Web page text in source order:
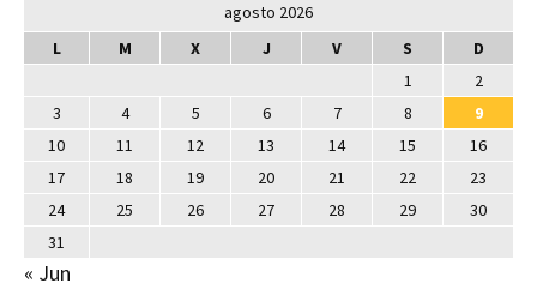
agosto 2026
L
M X J V S
D
1
2
3
4 5 6 7 8
9
10
11 12 13 14 15
16
17
18 19 20 21 22
23
24
25 26 27 28 29
30
31
« Jun